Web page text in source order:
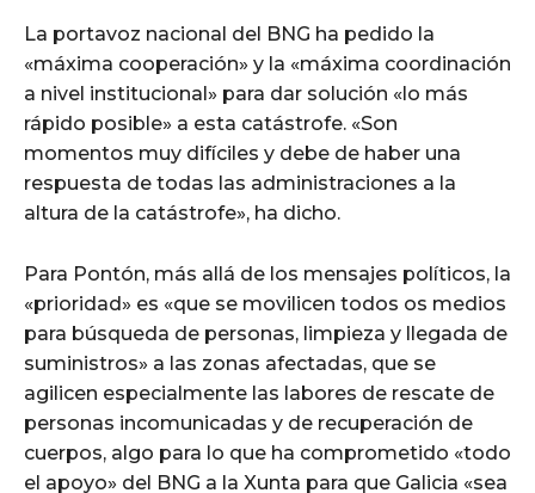
La portavoz nacional del BNG ha pedido la
«máxima cooperación» y la «máxima coordinación
a nivel institucional» para dar solución «lo más
rápido posible» a esta catástrofe. «Son
momentos muy difíciles y debe de haber una
respuesta de todas las administraciones a la
altura de la catástrofe», ha dicho.
Para Pontón, más allá de los mensajes políticos, la
«prioridad» es «que se movilicen todos os medios
para búsqueda de personas, limpieza y llegada de
suministros» a las zonas afectadas, que se
agilicen especialmente las labores de rescate de
personas incomunicadas y de recuperación de
cuerpos, algo para lo que ha comprometido «todo
el apoyo» del BNG a la Xunta para que Galicia «sea